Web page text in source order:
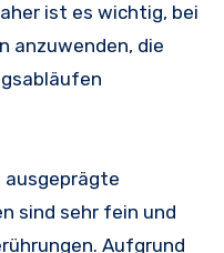
ist es wichtig, bei
anzuwenden, die
ausgeprägte
sind sehr fein und
Aufgrund